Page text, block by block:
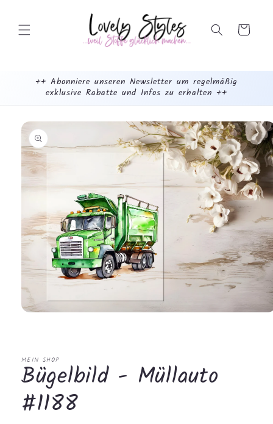
Inhalt Warenkorb
++ Abonniere unseren Newsletter um regelmäßig
exklusive Rabatte und Infos zu erhalten ++
mehr
dazu...
MEIN SHOP
Bügelbild - Müllauto
#1188